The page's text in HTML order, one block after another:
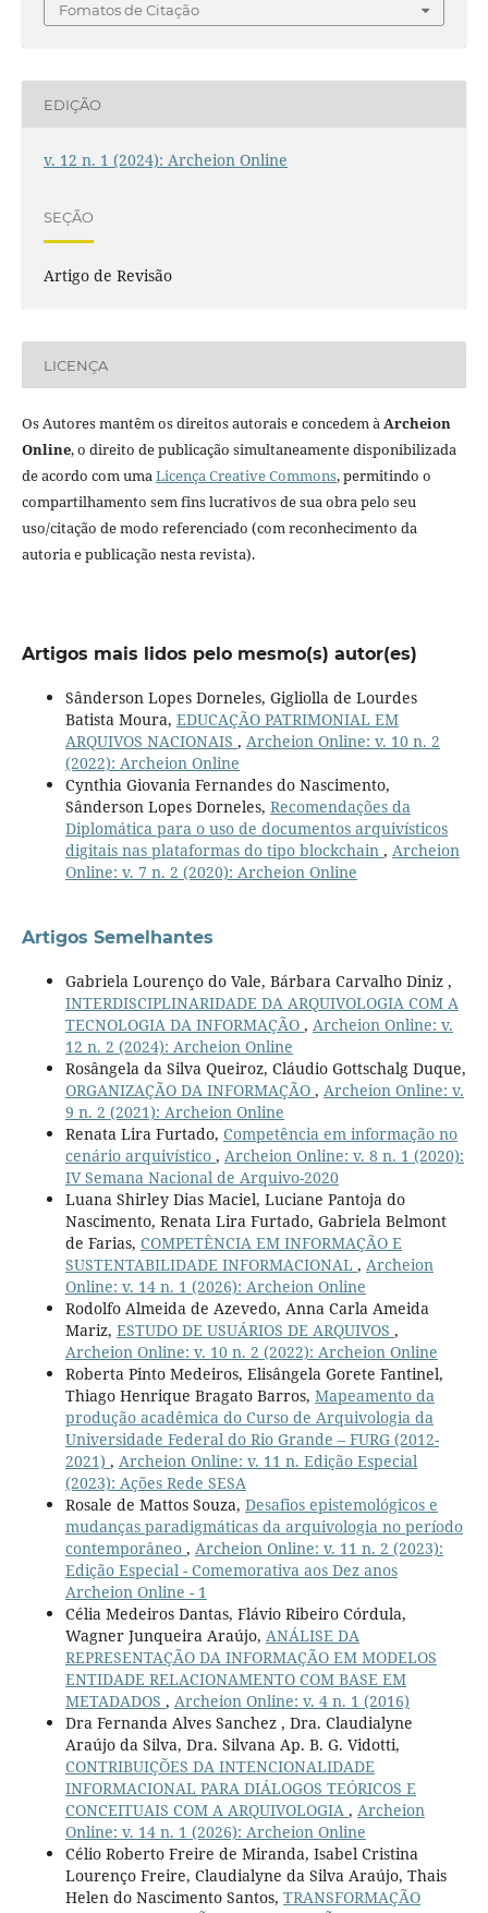
Fomatos de Citação
EDIÇÃO
v. 12 n. 1 (2024): Archeion Online
SEÇÃO
Artigo de Revisão
LICENÇA
Os Autores mantêm os direitos autorais e concedem àArcheion
Online, o direito de publicação simultaneamente disponibilizada
de acordo com umaLicença Creative Commons, permitindo o
compartilhamento sem fins lucrativos de sua obra pelo seu
uso/citação de modo referenciado (com reconhecimento da
autoria e publicação nesta revista).
Artigos mais lidos pelo mesmo(s) autor(es)
Sânderson Lopes Dorneles, Gigliolla de Lourdes
Batista Moura, EDUCAÇÃO PATRIMONIAL EM
ARQUIVOS NACIONAIS , Archeion Online: v. 10 n. 2
(2022): Archeion Online
Cynthia Giovania Fernandes do Nascimento,
Sânderson Lopes Dorneles, Recomendações da
Diplomática para o uso de documentos arquivísticos
digitais nas plataformas do tipo blockchain , Archeion
Online: v. 7 n. 2 (2020): Archeion Online
Artigos Semelhantes
Gabriela Lourenço do Vale, Bárbara Carvalho Diniz ,
INTERDISCIPLINARIDADE DA ARQUIVOLOGIA COM A
TECNOLOGIA DA INFORMAÇÃO , Archeion Online: v.
12 n. 2 (2024): Archeion Online
Rosângela da Silva Queiroz, Cláudio Gottschalg Duque,
ORGANIZAÇÃO DA INFORMAÇÃO , Archeion Online: v.
9 n. 2 (2021): Archeion Online
Renata Lira Furtado, Competência em informação no
cenário arquivístico , Archeion Online: v. 8 n. 1 (2020):
IV Semana Nacional de Arquivo-2020
Luana Shirley Dias Maciel, Luciane Pantoja do
Nascimento, Renata Lira Furtado, Gabriela Belmont
de Farias, COMPETÊNCIA EM INFORMAÇÃO E
SUSTENTABILIDADE INFORMACIONAL , Archeion
Online: v. 14 n. 1 (2026): Archeion Online
Rodolfo Almeida de Azevedo, Anna Carla Ameida
Mariz, ESTUDO DE USUÁRIOS DE ARQUIVOS ,
Archeion Online: v. 10 n. 2 (2022): Archeion Online
Roberta Pinto Medeiros, Elisângela Gorete Fantinel,
Thiago Henrique Bragato Barros, Mapeamento da
produção acadêmica do Curso de Arquivologia da
Universidade Federal do Rio Grande – FURG (2012-
2021) , Archeion Online: v. 11 n. Edição Especial
(2023): Ações Rede SESA
Rosale de Mattos Souza, Desafios epistemológicos e
mudanças paradigmáticas da arquivologia no período
contemporâneo , Archeion Online: v. 11 n. 2 (2023):
Edição Especial - Comemorativa aos Dez anos
Archeion Online - 1
Célia Medeiros Dantas, Flávio Ribeiro Córdula,
Wagner Junqueira Araújo, ANÁLISE DA
REPRESENTAÇÃO DA INFORMAÇÃO EM MODELOS
ENTIDADE RELACIONAMENTO COM BASE EM
METADADOS , Archeion Online: v. 4 n. 1 (2016)
Dra Fernanda Alves Sanchez , Dra. Claudialyne
Araújo da Silva, Dra. Silvana Ap. B. G. Vidotti,
CONTRIBUIÇÕES DA INTENCIONALIDADE
INFORMACIONAL PARA DIÁLOGOS TEÓRICOS E
CONCEITUAIS COM A ARQUIVOLOGIA , Archeion
Online: v. 14 n. 1 (2026): Archeion Online
Célio Roberto Freire de Miranda, Isabel Cristina
Lourenço Freire, Claudialyne da Silva Araújo, Thais
Helen do Nascimento Santos, TRANSFORMAÇÃO